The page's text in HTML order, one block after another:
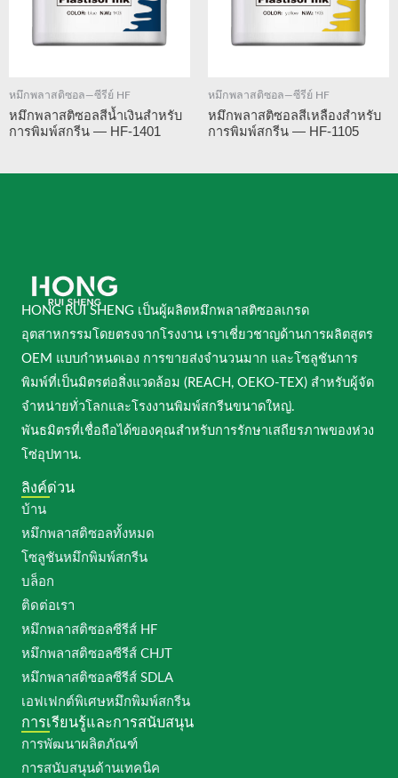
หมึกพลาสติซอล—ซีรีย์ HF
หมึกพลาสติซอลสีน้ำเงินสำหรับ
การพิมพ์สกรีน — HF-1401
หมึกพลาสติซอล—ซีรีย์ HF
หมึกพลาสติซอลสีเหลืองสำหรับ
การพิมพ์สกรีน — HF-1105
HONG RUI SHENG เป็นผู้ผลิตหมึกพลาสติซอลเกรด
อุตสาหกรรมโดยตรงจากโรงงาน เราเชี่ยวชาญด้านการผลิตสูตร
OEM แบบกำหนดเอง การขายส่งจำนวนมาก และโซลูชันการ
พิมพ์ที่เป็นมิตรต่อสิ่งแวดล้อม (REACH, OEKO-TEX) สำหรับผู้จัด
จำหน่ายทั่วโลกและโรงงานพิมพ์สกรีนขนาดใหญ่.
พันธมิตรที่เชื่อถือได้ของคุณสำหรับการรักษาเสถียรภาพของห่วง
โซ่อุปทาน.
ลิงค์ด่วน
บ้าน
หมึกพลาสติซอลทั้งหมด
โซลูชันหมึกพิมพ์สกรีน
บล็อก
ติดต่อเรา
หมึกพลาสติซอลซีรีส์ HF
หมึกพลาสติซอลซีรีส์ CHJT
หมึกพลาสติซอลซีรีส์ SDLA
เอฟเฟกต์พิเศษหมึกพิมพ์สกรีน
การเรียนรู้และการสนับสนุน
การพัฒนาผลิตภัณฑ์
การสนับสนุนด้านเทคนิค